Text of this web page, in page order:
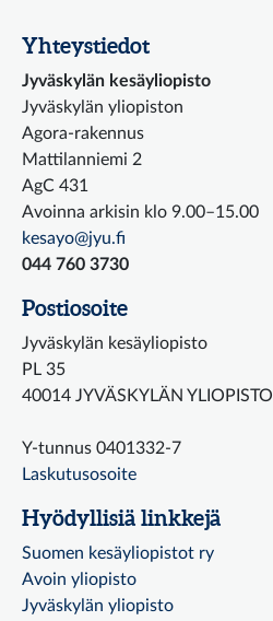
Yhteystiedot
Jyväskylän kesäyliopisto
Jyväskylän yliopiston
Agora-rakennus
Mattilanniemi 2
AgC 431
Avoinna arkisin klo 9.00–15.00
kesayo@jyu.fi
044 760 3730
Postiosoite
Jyväskylän kesäyliopisto
PL 35
40014 JYVÄSKYLÄN YLIOPISTO
Y-tunnus 0401332-7
Laskutusosoite
Hyödyllisiä linkkejä
Suomen kesäyliopistot ry
Avoin yliopisto
Jyväskylän yliopisto